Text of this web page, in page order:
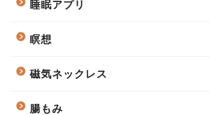
睡眠アプリ
瞑想
磁気ネックレス
腸もみ